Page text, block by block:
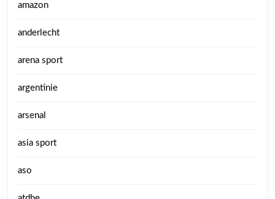
amazon
anderlecht
arena sport
argentinie
arsenal
asia sport
aso